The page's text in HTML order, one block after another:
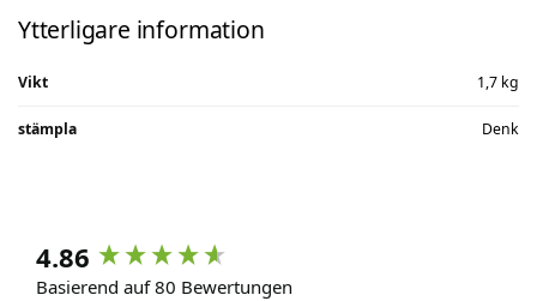
Ytterligare information
Vikt 1,7 kg
stämpla Denk
4.86
Basierend auf 80 Bewertungen